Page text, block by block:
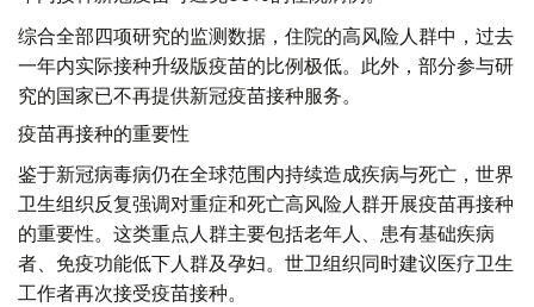
综合全部四项研究的监测数据，住院的高风险人群中，过去
一年内实际接种升级版疫苗的比例极低。此外，部分参与研
究的国家已不再提供新冠疫苗接种服务。
疫苗再接种的重要性
鉴于新冠病毒病仍在全球范围内持续造成疾病与死亡，世界
卫生组织反复强调对重症和死亡高风险人群开展疫苗再接种
的重要性。这类重点人群主要包括老年人、患有基础疾病
者、免疫功能低下人群及孕妇。世卫组织同时建议医疗卫生
工作者再次接受疫苗接种。